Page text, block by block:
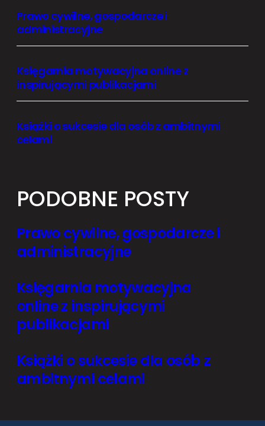
Prawo cywilne, gospodarcze i
administracyjne
Księgarnia motywacyjna online z
inspirującymi publikacjami
Książki o sukcesie dla osób z ambitnymi
celami
PODOBNE POSTY
Prawo cywilne, gospodarcze i
administracyjne
Księgarnia motywacyjna
online z inspirującymi
publikacjami
Książki o sukcesie dla osób z
ambitnymi celami